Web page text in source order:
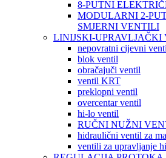
8-PUTNI
MODULARNI 2-
SMJERNI VENTILI
LINIJSKI-UPRAVLJAČKI
nepovratni cijevni
blok ventil
obračajuči ventil
ventil KRT
preklopni ventil
overcentar ventil
hi-lo ventil
RUČNI NUŽNI
hidraulični ventil za
ventili za upravljanje